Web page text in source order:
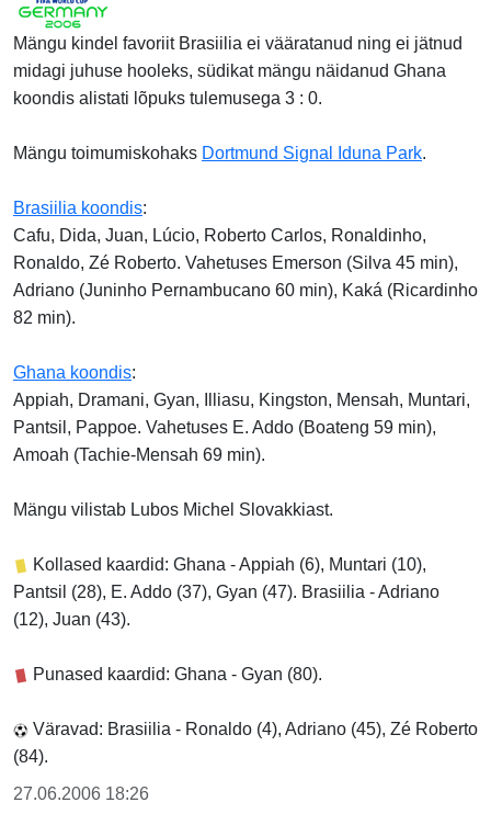
Mängu kindel favoriit Brasiilia ei vääratanud ning ei jätnud
midagi juhuse hooleks, südikat mängu näidanud Ghana
koondis alistati lõpuks tulemusega 3 : 0.
Mängu toimumiskohaks Dortmund Signal Iduna Park.
Brasiilia koondis:
Cafu, Dida, Juan, Lúcio, Roberto Carlos, Ronaldinho,
Ronaldo, Zé Roberto. Vahetuses Emerson (Silva 45 min),
Adriano (Juninho Pernambucano 60 min), Kaká (Ricardinho
82 min).
Ghana koondis:
Appiah, Dramani, Gyan, Illiasu, Kingston, Mensah, Muntari,
Pantsil, Pappoe. Vahetuses E. Addo (Boateng 59 min),
Amoah (Tachie-Mensah 69 min).
Mängu vilistab Lubos Michel Slovakkiast.
Kollased kaardid: Ghana - Appiah (6), Muntari (10),
Pantsil (28), E. Addo (37), Gyan (47). Brasiilia - Adriano
(12), Juan (43).
Punased kaardid: Ghana - Gyan (80).
Väravad: Brasiilia - Ronaldo (4), Adriano (45), Zé Roberto
(84).
27.06.2006 18:26